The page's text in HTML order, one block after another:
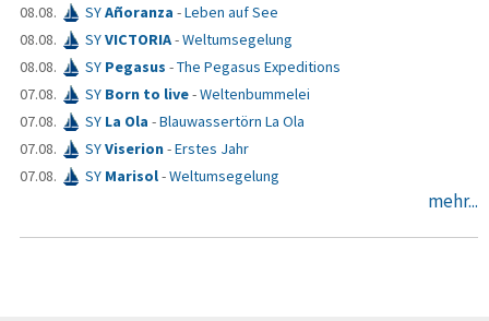
08.08.
SYAñoranza -Leben auf See
08.08.
SYVICTORIA-Weltumsegelung
08.08.
SY Pegasus -The Pegasus Expeditions
07.08.
SY Born to live-Weltenbummelei
07.08.
SY La Ola -Blauwassertörn La Ola
07.08.
SYViserion-Erstes Jahr
07.08.
SY Marisol-Weltumsegelung
mehr...